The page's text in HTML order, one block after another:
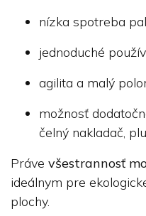
nízka spotreba
jednoduché
agilita a malý
možnosť
čelný nakladač,
Práve všestrannosť
ideálnym pre
plochy.